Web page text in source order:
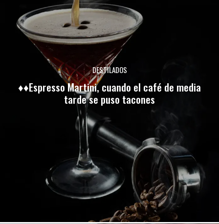
DESTILADOS
♦♦Espresso Martini, cuando el café de media
tarde se puso tacones